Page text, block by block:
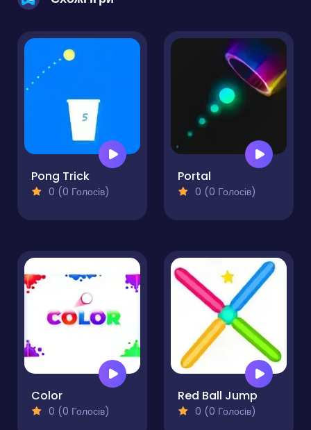
Pong Trick
0 (0 Голосів)
Portal
0 (0 Голосів)
Color
0 (0 Голосів)
Red Ball Jump
0 (0 Голосів)